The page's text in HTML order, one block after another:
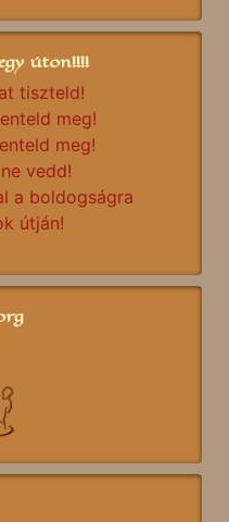
úton!!!!
tiszteld!
meg!
meg!
vedd!
a boldogságra
útján!